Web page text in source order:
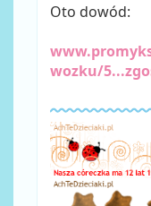
Oto dowód:
wozku/